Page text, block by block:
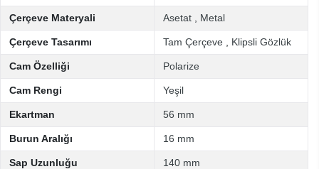
Çerçeve Materyali Asetat Metal
Çerçeve Tasarımı Tam Çerçeve Klipsli Gözlük
Cam Özelliği Polarize
Cam Rengi Yeşil
Ekartman 56 mm
Burun Aralığı 16 mm
Sap Uzunluğu 140 mm